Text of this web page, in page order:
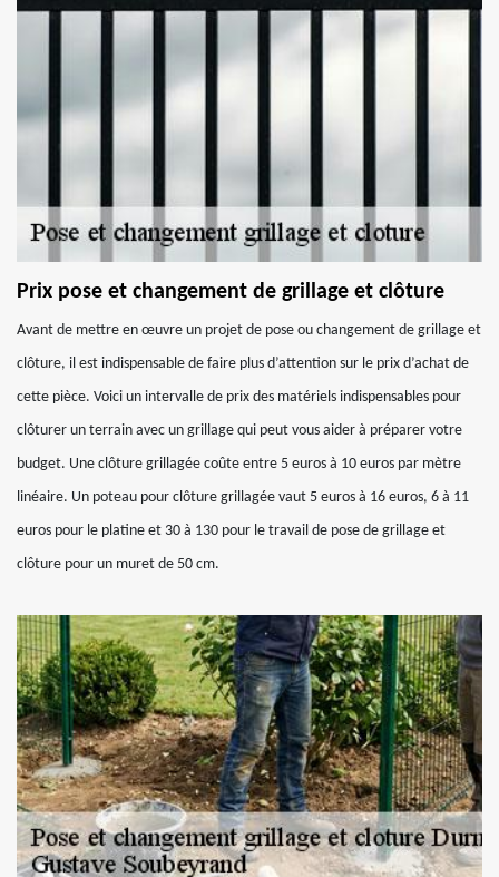
Prix pose et changement de grillage et clôture
Avant de mettre en œuvre un projet de pose ou changement de grillage et
clôture, il est indispensable de faire plus d’attention sur le prix d’achat de
cette pièce. Voici un intervalle de prix des matériels indispensables pour
clôturer un terrain avec un grillage qui peut vous aider à préparer votre
budget. Une clôture grillagée coûte entre 5 euros à 10 euros par mètre
linéaire. Un poteau pour clôture grillagée vaut 5 euros à 16 euros, 6 à 11
euros pour le platine et 30 à 130 pour le travail de pose de grillage et
clôture pour un muret de 50 cm.